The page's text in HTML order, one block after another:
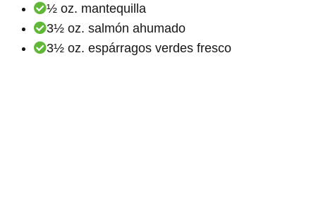
½ oz. mantequilla
3½ oz. salmón ahumado
3½ oz. espárragos verdes fresco